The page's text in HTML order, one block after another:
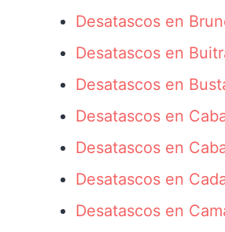
Desatascos en
Desatascos en
Desatascos en
Desatascos en
Desatascos en
Desatascos en
Desatascos en